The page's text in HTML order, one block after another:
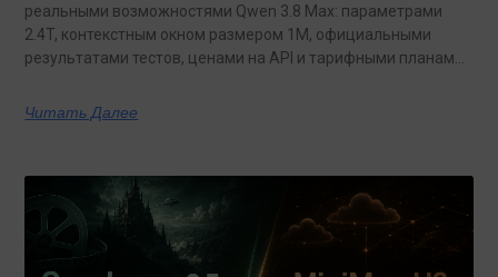
реальными возможностями Qwen 3.8 Max: параметрами
2.4T, контекстным окном размером 1M, официальными
результатами тестов, ценами на API и тарифными планами
Читать Далее